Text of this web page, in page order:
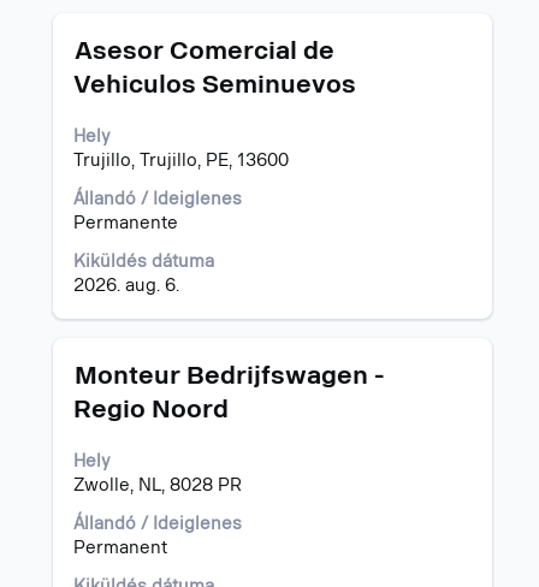
Cím
Asesor Comercial de
Vehiculos Seminuevos
Hely
Trujillo, Trujillo, PE, 13600
Állandó / Ideiglenes
Permanente
Kiküldés dátuma
2026. aug. 6.
Jelölje
a
billentyűvel
az
állásinformáció
teljes
megtekintéséhez.
Cím
Monteur Bedrijfswagen -
Regio Noord
Hely
Zwolle, NL, 8028 PR
Állandó / Ideiglenes
Permanent
Jelölje
a
billentyűvel
az
állásinformáció
teljes